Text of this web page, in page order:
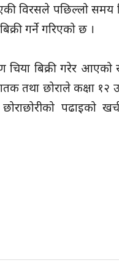
पछिल्लो समय
गर्ने गरिएको छ ।
चिया बिक्री गरेर
तथा छोराले कक्षा १२
पढाइको खर्च